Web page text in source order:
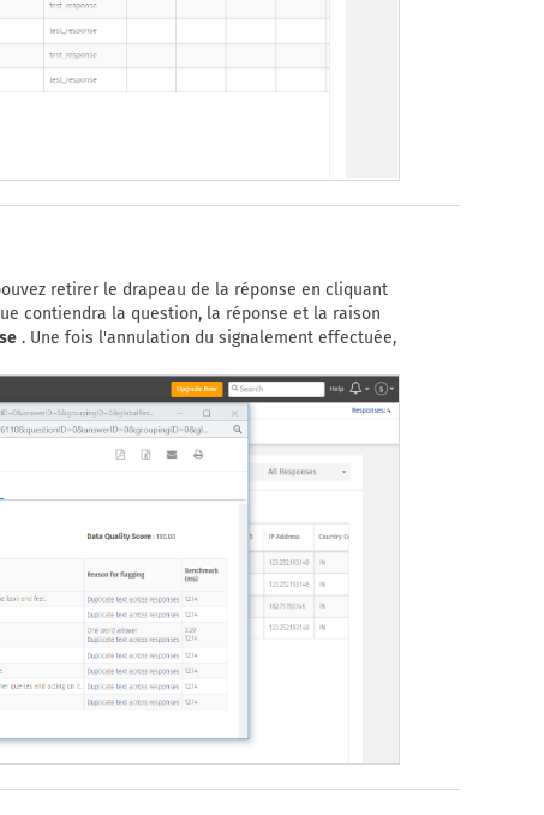
retirer le drapeau de la réponse en cliquant
contiendra la question, la réponse et la raison
. Une fois l'annulation du signalement effectuée,